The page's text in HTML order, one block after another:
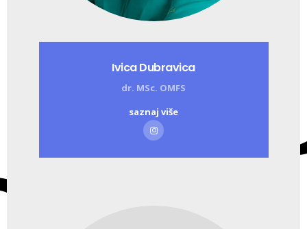
Ivica Dubravica
dr. MSc. OMFS
saznaj više